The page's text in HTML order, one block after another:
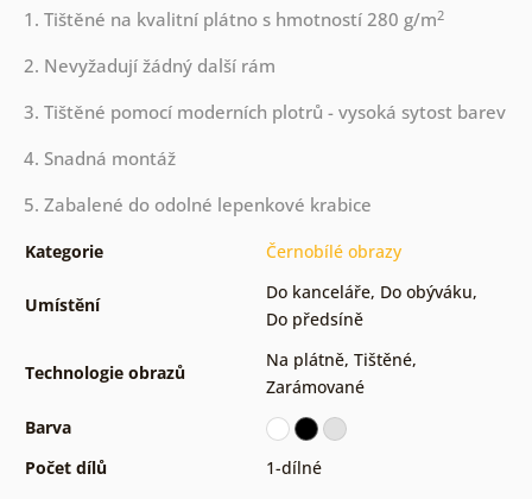
1. Tištěné na kvalitní plátno s hmotností 280 g/m2
2. Nevyžadují žádný další rám
3. Tištěné pomocí moderních plotrů - vysoká sytost barev
4. Snadná montáž
5. Zabalené do odolné lepenkové krabice
Kategorie Černobílé obrazy
Umístění
Do kanceláře, Do obýváku,
Do předsíně
Technologie obrazů
Na plátně, Tištěné,
Zarámované
Barva
Počet dílů
1-dílné